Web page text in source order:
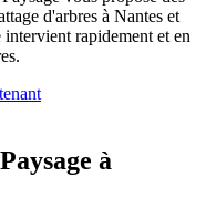
d'arbres à Nantes et
rapidement et en
à